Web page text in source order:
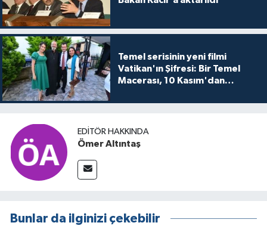
Temel serisinin yeni filmi
Vatikan'ın Şifresi: Bir Temel
Macerası, 10 Kasım'dan
buluşuyo
EDITÖR HAKKINDA
Ömer Altıntaş
Bunlar da ilginizi çekebilir